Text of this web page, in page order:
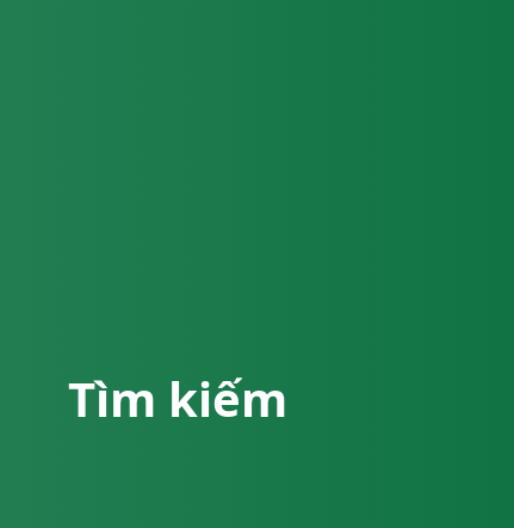
Tìm kiếm